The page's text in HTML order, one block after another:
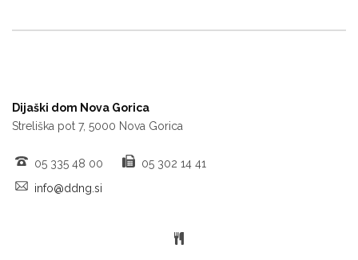
Dijaški dom Nova Gorica
Streliška pot 7, 5000 Nova Gorica
05 335 48 00
05 302 14 41
info@ddng.si